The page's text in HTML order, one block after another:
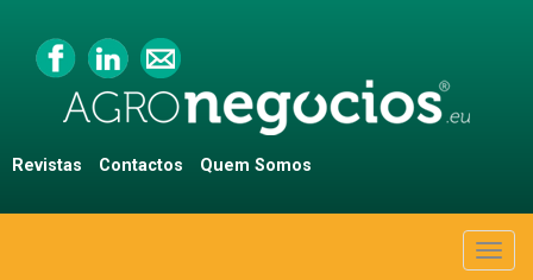
Revistas Contactos Quem Somos